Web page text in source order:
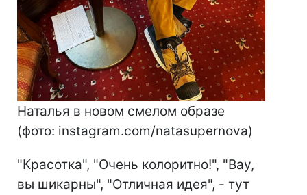
Наталья в новом смелом образе
(фото: instagram.com/natasupernova)
"Красотка", "Очень колоритно!", "Вау,
вы шикарны", "Отличная идея", - тут